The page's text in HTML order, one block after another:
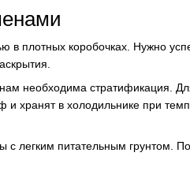
плотных коробочках. Нужно
необходима стратификация.
хранят в холодильнике при
легким питательным грунтом.